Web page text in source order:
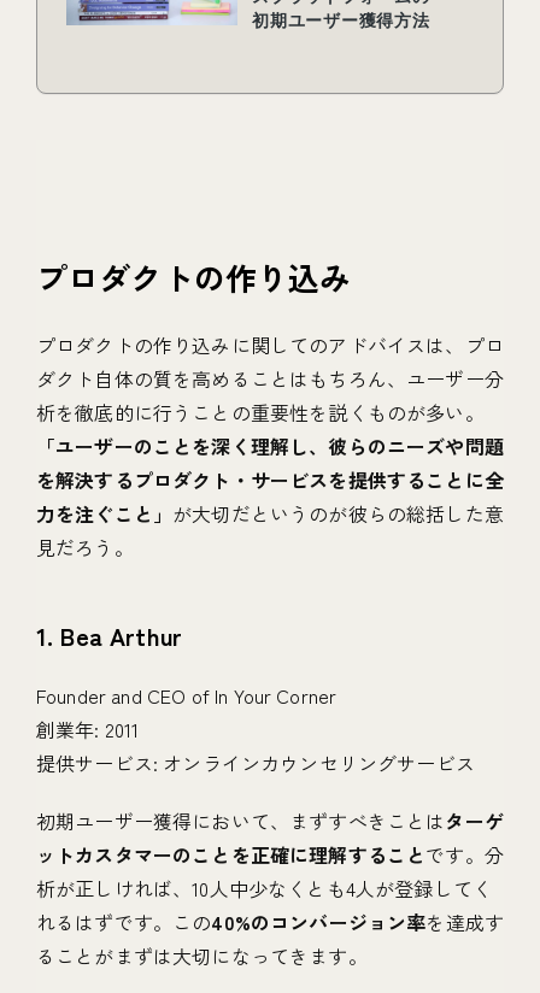
プロダクトの作り込み
プロダクトの作り込みに関してのアドバイスは、プロ
ダクト自体の質を高めることはもちろん、ユーザー分
析を徹底的に行うことの重要性を説くものが多い。
「ユーザーのことを深く理解し、彼らのニーズや問題
を解決するプロダクト・サービスを提供することに全
力を注ぐこと」 が大切だというのが彼らの総括した意
見だろう。
1. Bea Arthur
Founder and CEO of In Your Corner
創業年: 2011
提供サービス: オンラインカウンセリングサービス
初期ユーザー獲得において、まずすべきことはターゲ
ットカスタマーのことを正確に理解することです。分
析が正しければ、10人中少なくとも4人が登録してく
れるはずです。この40%のコンバージョン率を達成す
ることがまずは大切になってきます。